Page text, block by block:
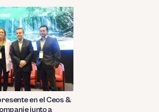
en el Ceos &
junto a